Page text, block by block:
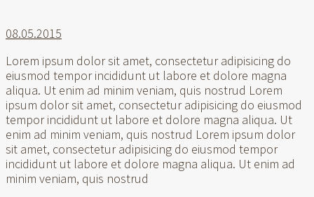
08.05.2015
Lorem ipsum dolor sit amet, consectetur adipisicing do
eiusmod tempor incididunt ut labore et dolore magna
aliqua. Ut enim ad minim veniam, quis nostrud Lorem
ipsum dolor sit amet, consectetur adipisicing do eiusmod
tempor incididunt ut labore et dolore magna aliqua. Ut
enim ad minim veniam, quis nostrud Lorem ipsum dolor
sit amet, consectetur adipisicing do eiusmod tempor
incididunt ut labore et dolore magna aliqua. Ut enim ad
minim veniam, quis nostrud